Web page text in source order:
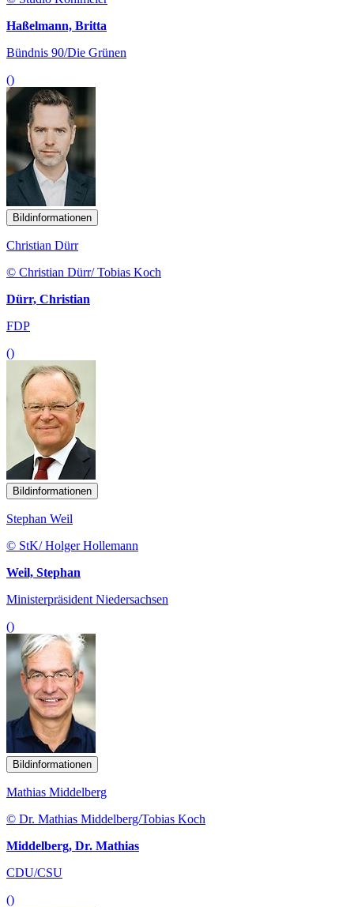
Haßelmann, Britta
Bündnis 90/Die Grünen
()
Bildinformationen
Christian Dürr
© Christian Dürr/ Tobias Koch
Dürr, Christian
FDP
()
Bildinformationen
Stephan Weil
© StK/ Holger Hollemann
Weil, Stephan
Ministerpräsident Niedersachsen
()
Bildinformationen
Mathias Middelberg
© Dr. Mathias Middelberg/Tobias Koch
Middelberg, Dr. Mathias
CDU/CSU
()